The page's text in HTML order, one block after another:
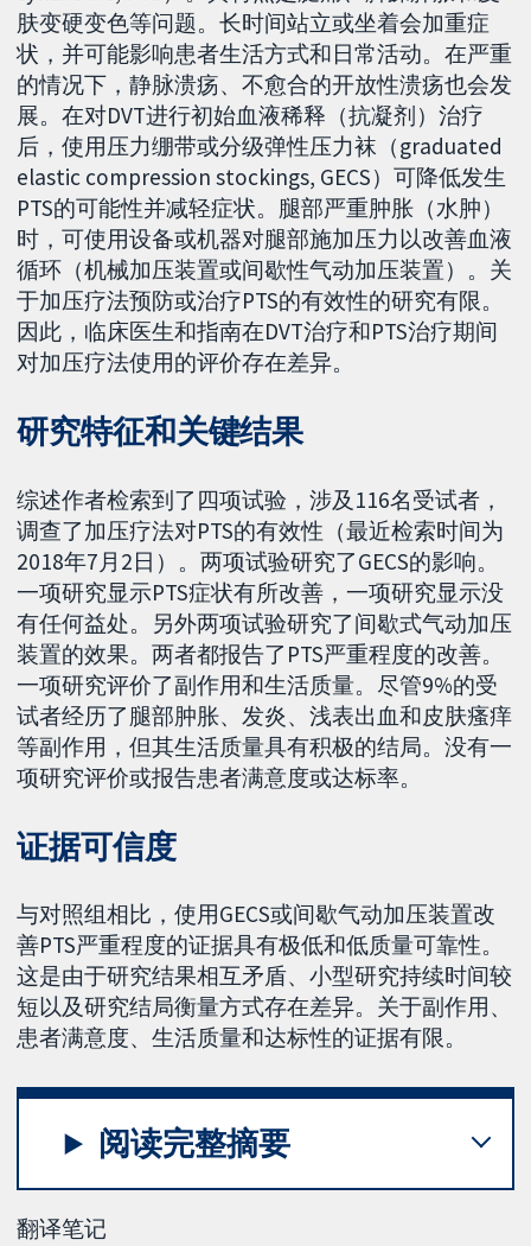
肤变硬变色等问题。长时间站立或坐着会加重症
状，并可能影响患者生活方式和日常活动。在严重
的情况下，静脉溃疡、不愈合的开放性溃疡也会发
展。在对DVT进行初始血液稀释（抗凝剂）治疗
后，使用压力绷带或分级弹性压力袜（graduated
elastic compression stockings, GECS）可降低发生
PTS的可能性并减轻症状。腿部严重肿胀（水肿）
时，可使用设备或机器对腿部施加压力以改善血液
循环（机械加压装置或间歇性气动加压装置）。关
于加压疗法预防或治疗PTS的有效性的研究有限。
因此，临床医生和指南在DVT治疗和PTS治疗期间
对加压疗法使用的评价存在差异。
研究特征和关键结果
综述作者检索到了四项试验，涉及116名受试者，
调查了加压疗法对PTS的有效性（最近检索时间为
2018年7月2日）。两项试验研究了GECS的影响。
一项研究显示PTS症状有所改善，一项研究显示没
有任何益处。另外两项试验研究了间歇式气动加压
装置的效果。两者都报告了PTS严重程度的改善。
一项研究评价了副作用和生活质量。尽管9%的受
试者经历了腿部肿胀、发炎、浅表出血和皮肤瘙痒
等副作用，但其生活质量具有积极的结局。没有一
项研究评价或报告患者满意度或达标率。
证据可信度
与对照组相比，使用GECS或间歇气动加压装置改
善PTS严重程度的证据具有极低和低质量可靠性。
这是由于研究结果相互矛盾、小型研究持续时间较
短以及研究结局衡量方式存在差异。关于副作用、
患者满意度、生活质量和达标性的证据有限。
阅读完整摘要
翻译笔记